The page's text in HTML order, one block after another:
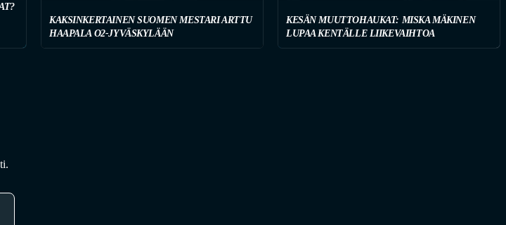
KAKSINKERTAINEN SUOMEN MESTARI ARTTU
HAAPALA O2-JYVÄSKYLÄÄN
KESÄN MUUTTOHAUKAT: MISKA MÄKINEN
LUPAA KENTÄLLE LIIKEVAIHTOA